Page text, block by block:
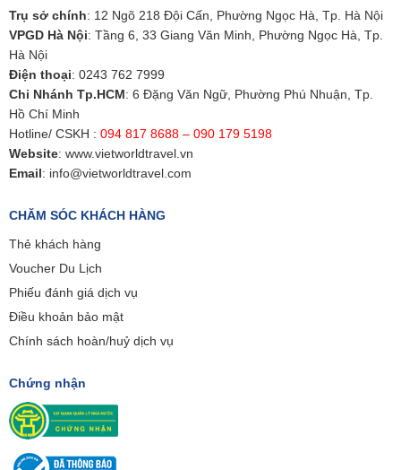
Trụ sở chính: 12 Ngõ 218 Đội Cấn, Phường Ngọc Hà, Tp. Hà Nội
VPGD Hà Nội: Tầng 6, 33 Giang Văn Minh, Phường Ngọc Hà, Tp.
Hà Nội
Điện thoại: 0243 762 7999
Chi Nhánh Tp.HCM: 6 Đặng Văn Ngữ, Phường Phú Nhuận, Tp.
Hồ Chí Minh
Hotline/ CSKH : 094 817 8688 – 090 179 5198
Website: www.vietworldtravel.vn
Email: info@vietworldtravel.com
CHĂM SÓC KHÁCH HÀNG
Thẻ khách hàng
Voucher Du Lịch
Phiếu đánh giá dịch vụ
Điều khoản bảo mật
Chính sách hoàn/huỷ dịch vụ
Chứng nhận